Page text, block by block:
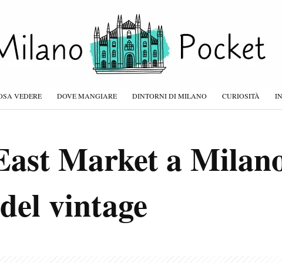
VEDERE DOVE MANGIARE DINTORNI DI MILANO CURIOSITÀ
Market a
vintage